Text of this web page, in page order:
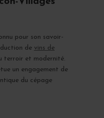
pour son savoir-
de vins de
terroir et modernité.
un engagement de
du cépage